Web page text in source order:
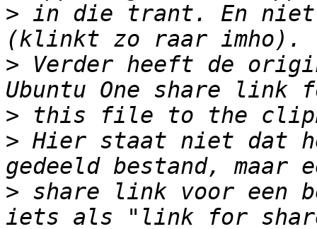
> in die trant. En niet
> Verder heeft de
>
> Hier staat niet dat
> share link voor een